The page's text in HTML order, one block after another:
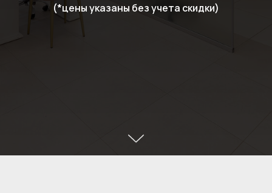
(*цены указаны без учета скидки)